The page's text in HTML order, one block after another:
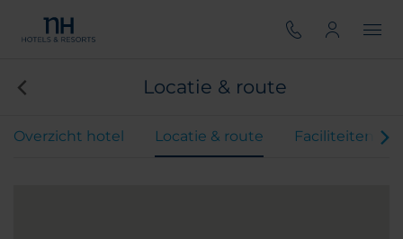
Locatie & route
Overzicht hotel Locatie & route Faciliteiten